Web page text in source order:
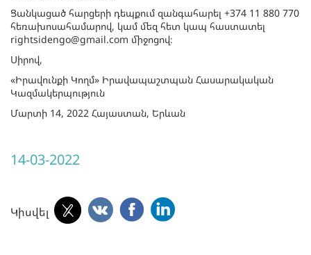
Ցանկացած հարցերի դեպքում զանգահարել +374 11 880 770
հեռախոսահամարով, կամ մեզ հետ կապ հաստատել
rightsidengo@gmail.com միջոցով։
Սիրով,
«Իրավունքի Կողմ» Իրավապաշտպան Հասարակական
Կազմակերպություն
Մարտի 14, 2022 Հայաստան, Երևան
14-03-2022
Կիսվել